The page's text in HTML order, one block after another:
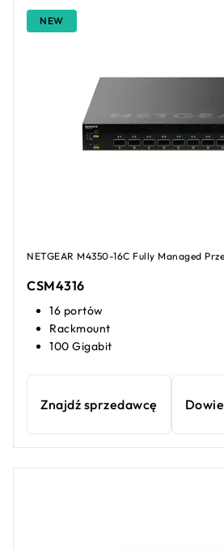
NEW
NETGEAR M4350-16C Fully Managed
CSM4316
16 portów
Rackmount
100 Gigabit
Znajdź sprzedawcę